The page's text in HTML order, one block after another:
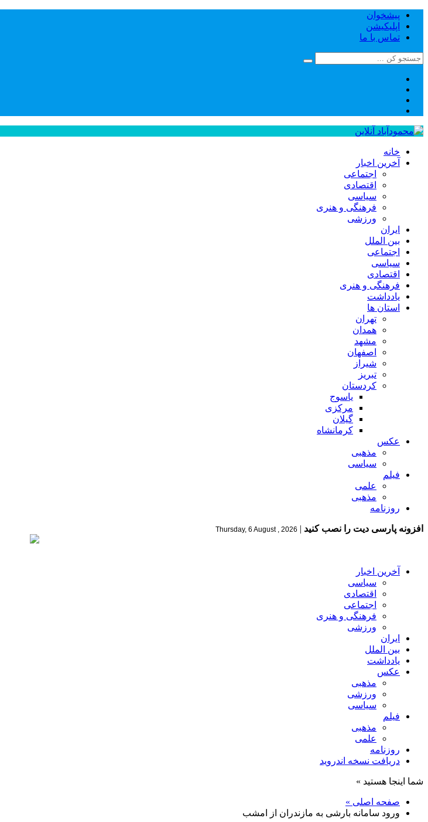
پیشخوان
اپلیکیشن
تماس با ما
خانه
آخرین اخبار
اجتماعی
اقتصادی
سیاسی
فرهنگی و هنری
ورزشی
ایران
بین الملل
اجتماعی
سیاسی
اقتصادی
فرهنگی و هنری
یادداشت
استان ها
تهران
همدان
مشهد
اصفهان
شیراز
تبریز
کردستان
یاسوج
مرکزی
گیلان
کرمانشاه
عکس
مذهبی
سیاسی
فیلم
علمی
مذهبی
روزنامه
افزونه پارسی دیت را نصب کنید |
Thursday, 6 August , 2026
آخرین اخبار
سیاسی
اقتصادی
اجتماعی
فرهنگی و هنری
ورزشی
ایران
بین الملل
یادداشت
عکس
مذهبی
ورزشی
سیاسی
فیلم
مذهبی
علمی
روزنامه
دریافت نسخه اندروید
شما اینجا هستید »
صفحه اصلی »
ورود سامانه بارشی به مازندران از امشب